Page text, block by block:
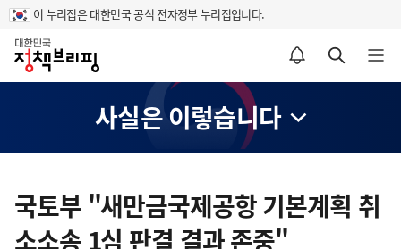
이 누리집은 대한민국 공식 전자정부 누리집입니다.
홈
알림설정 바로가기 검색 바로가기 메뉴 열기
사실은 이렇습니다
텐
츠국토부 "새만금국제공항 기본계획 취
소소송 1심 판결 결과 존중"